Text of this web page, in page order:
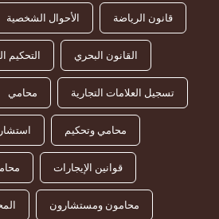
قانون الرياضة الأحوال الشخصية
القانون البحري التحكيم
تسجيل العلامات التجارية محامي
محامي وتحكيم
قوانين الإيجارات
محامون ومستشارون